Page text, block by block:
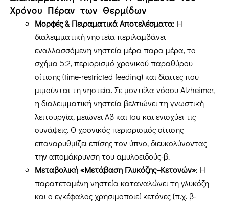
Χρόνου Πέραν των Θερμίδων
Μορφές & Πειραματικά Αποτελέσματα: Η
διαλειμματική νηστεία περιλαμβάνει
εναλλασσόμενη νηστεία μέρα παρα μέρα, το
σχήμα 5:2, περιορισμό χρονικού παραθύρου
σίτισης (time-restricted feeding) και δίαιτες που
μιμούνται τη νηστεία. Σε μοντέλα νόσου Alzheimer,
η διαλειμματική νηστεία βελτιώνει τη γνωστική
λειτουργία, μειώνει Aβ και tau και ενισχύει τις
συνάψεις. O χρονικός περιορισμός σίτισης
επαναρυθμίζει επίσης τον ύπνο, διευκολύνοντας
την απομάκρυνση του αμυλοειδούς-β.
Μεταβολική «Μετάβαση Γλυκόζης–Κετονών»: Η
παρατεταμένη νηστεία καταναλώνει τη γλυκόζη
και ο εγκέφαλος χρησιμοποιεί κετόνες (π.χ. β-